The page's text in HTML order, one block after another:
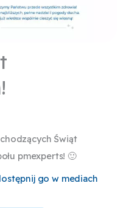
Świąt
pmexperts! 🙂
go w mediach